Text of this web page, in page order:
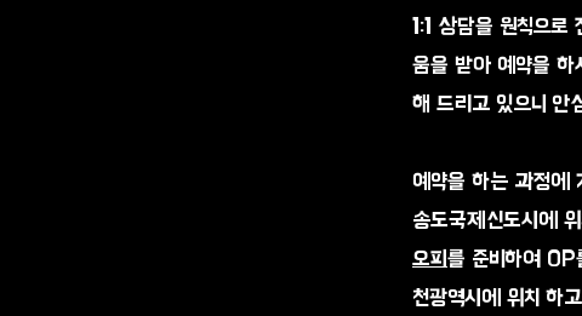
1:1 상담을 원칙으로
움을 받아 예약을
해 드리고 있으니 안
예약을 하는 과정에
송도국제신도시에
오피 를 준비하여 OP
천광역시에 위치 하